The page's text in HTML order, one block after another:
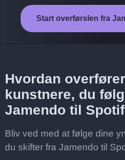
Start overførslen fra
Hvordan
kunstnere, du
Jamendo til
Bliv ved med at følge dine
du skifter fra Jamendo til